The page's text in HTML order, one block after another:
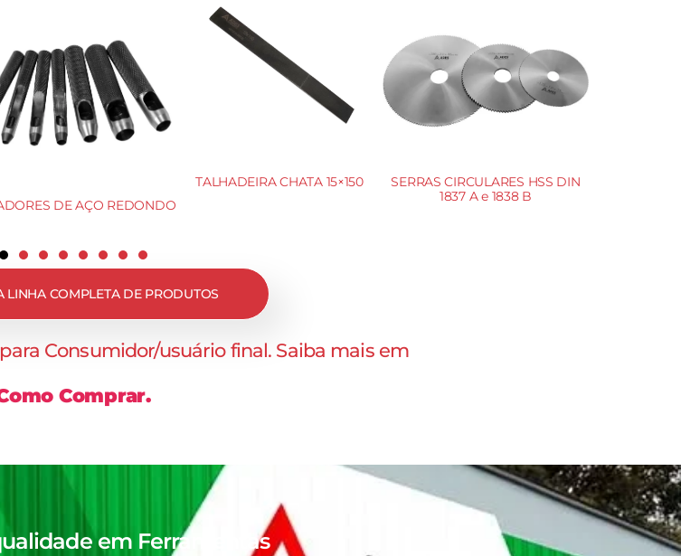
DE AÇO REDONDO
TALHADEIRA CHATA 15×150
SERRAS CIRCULARES HSS DIN
1837 A e 1838 B
LINHA COMPLETA DE PRODUTOS
Consumidor/usuário final. Saiba mais em
Comprar.
em Ferramentas